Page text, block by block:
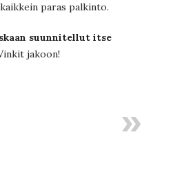
paras palkinto.
suunnitellut itse
jakoon!